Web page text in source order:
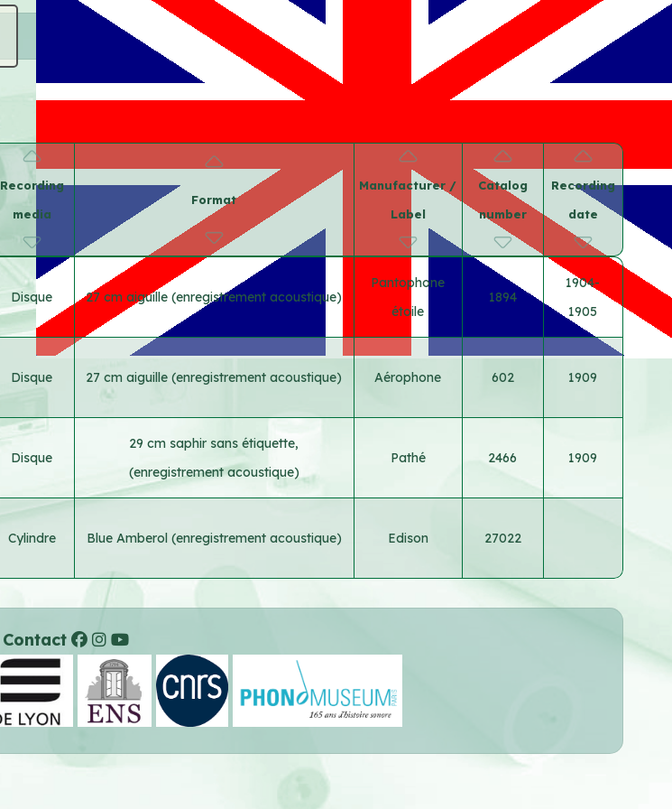
Recording
media
Format
Manufacturer /
Label
Catalog
number
Recording
date
Disque 27 cm aiguille (enregistrement acoustique)
Pantophone
étoile
1894
1904-
1905
Disque 27 cm aiguille (enregistrement acoustique) Aérophone 602 1909
Disque
29 cm saphir sans étiquette,
(enregistrement acoustique)
Pathé 2466 1909
Cylindre Blue Amberol (enregistrement acoustique) Edison 27022
Contact